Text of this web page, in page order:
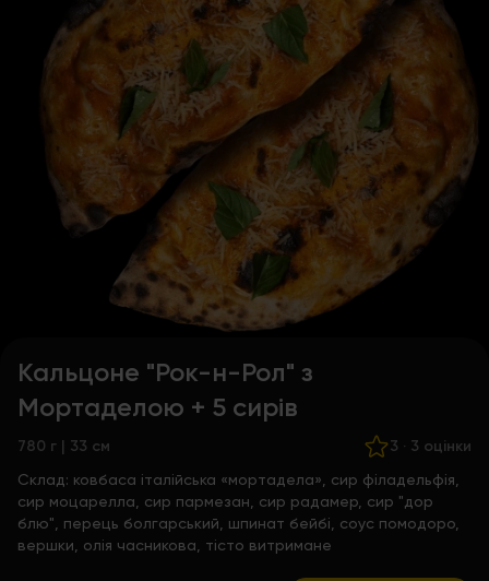
Кальцоне "Рок-н-Рол" з
Мортаделою + 5 сирів
780 г | 33 см 3 · 3 оцінки
Склад: ковбаса італійська «мортадела», сир філадельфія,
сир моцарелла, сир пармезан, сир радамер, сир "дор
блю", перець болгарський, шпинат бейбі, соус помодоро,
вершки, олія часникова, тісто витримане